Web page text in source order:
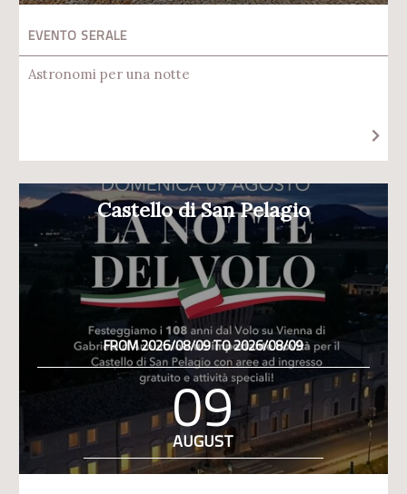
EVENTO SERALE
Astronomi per una notte
Castello di San Pelagio
FROM 2026/08/09 TO 2026/08/09
09
AUGUST